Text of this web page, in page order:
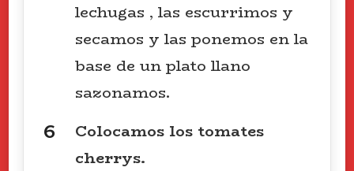
lechugas , las escurrimos y
secamos y las ponemos en la
base de un plato llano
sazonamos.
Colocamos los tomates
cherrys.